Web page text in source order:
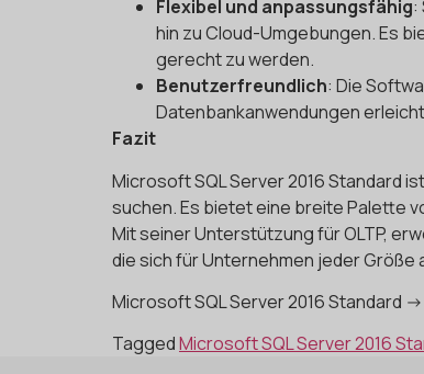
Flexibel und anpassungsfähig:
hin zu Cloud-Umgebungen. Es
gerecht zu werden.
Benutzerfreundlich: Die
Datenbankanwendungen
Fazit
Microsoft SQL Server 2016 Standard
suchen. Es bietet eine breite Palette
Mit seiner Unterstützung für OLTP,
die sich für Unternehmen jeder Größe
Microsoft SQL Server 2016 Standard ->
TaggedMicrosoft SQL Server 2016